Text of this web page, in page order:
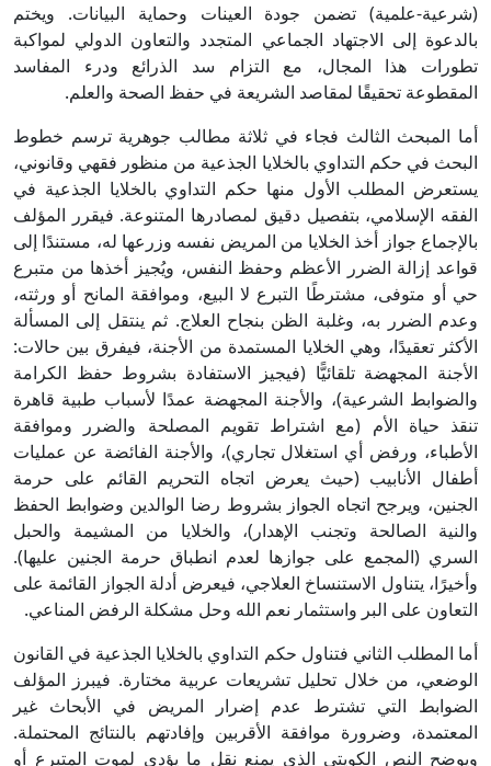
(شرعية-علمية) تضمن جودة العينات وحماية البيانات. ويختم
بالدعوة إلى الاجتهاد الجماعي المتجدد والتعاون الدولي لمواكبة
تطورات هذا المجال، مع التزام سد الذرائع ودرء المفاسد
المقطوعة تحقيقًا لمقاصد الشريعة في حفظ الصحة والعلم.
أما المبحث الثالث فجاء في ثلاثة مطالب جوهرية ترسم خطوط
البحث في حكم التداوي بالخلايا الجذعية من منظور فقهي وقانوني،
يستعرض المطلب الأول منها حكم التداوي بالخلايا الجذعية في
الفقه الإسلامي، بتفصيل دقيق لمصادرها المتنوعة. فيقرر المؤلف
بالإجماع جواز أخذ الخلايا من المريض نفسه وزرعها له، مستندًا إلى
قواعد إزالة الضرر الأعظم وحفظ النفس، ويُجيز أخذها من متبرع
حي أو متوفى، مشترطًا التبرع لا البيع، وموافقة المانح أو ورثته،
وعدم الضرر به، وغلبة الظن بنجاح العلاج. ثم ينتقل إلى المسألة
الأكثر تعقيدًا، وهي الخلايا المستمدة من الأجنة، فيفرق بين حالات:
الأجنة المجهضة تلقائيًّا (فيجيز الاستفادة بشروط حفظ الكرامة
والضوابط الشرعية)، والأجنة المجهضة عمدًا لأسباب طبية قاهرة
تنقذ حياة الأم (مع اشتراط تقويم المصلحة والضرر وموافقة
الأطباء، ورفض أي استغلال تجاري)، والأجنة الفائضة عن عمليات
أطفال الأنابيب (حيث يعرض اتجاه التحريم القائم على حرمة
الجنين، ويرجح اتجاه الجواز بشروط رضا الوالدين وضوابط الحفظ
والنية الصالحة وتجنب الإهدار)، والخلايا من المشيمة والحبل
السري (المجمع على جوازها لعدم انطباق حرمة الجنين عليها).
وأخيرًا، يتناول الاستنساخ العلاجي، فيعرض أدلة الجواز القائمة على
التعاون على البر واستثمار نعم الله وحل مشكلة الرفض المناعي.
أما المطلب الثاني فتناول حكم التداوي بالخلايا الجذعية في القانون
الوضعي، من خلال تحليل تشريعات عربية مختارة. فيبرز المؤلف
الضوابط التي تشترط عدم إضرار المريض في الأبحاث غير
المعتمدة، وضرورة موافقة الأقربين وإفادتهم بالنتائج المحتملة.
ويوضح النص الكويتي الذي يمنع نقل ما يؤدي لموت المتبرع أو